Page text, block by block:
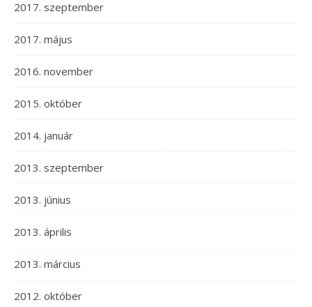
2017. szeptember
2017. május
2016. november
2015. október
2014. január
2013. szeptember
2013. június
2013. április
2013. március
2012. október